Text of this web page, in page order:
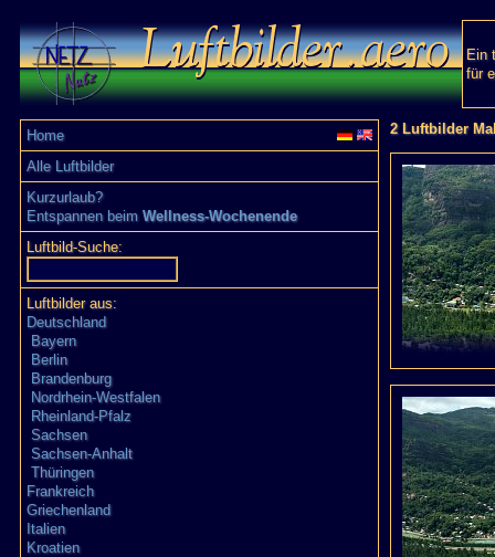
Ein
für
Home
Alle Luftbilder
Kurzurlaub?
Entspannen beim Wellness-Wochenende
Luftbild-Suche:
Luftbilder aus:
Deutschland
Bayern
Berlin
Brandenburg
Nordrhein-Westfalen
Rheinland-Pfalz
Sachsen
Sachsen-Anhalt
Thüringen
Frankreich
Griechenland
Italien
Kroatien
2 Luftbilder